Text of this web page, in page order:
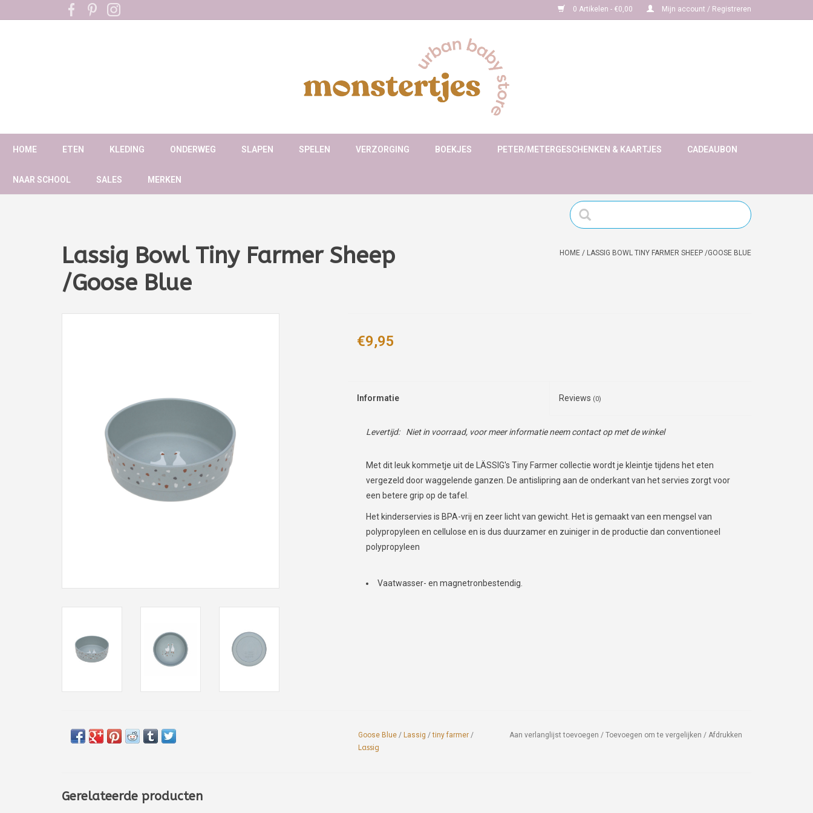
0 Artikelen - €0,00 Mijn account / Registreren
HOME ETEN KLEDING ONDERWEG SLAPEN SPELEN VERZORGING BOEKJES PETER/METERGESCHENKEN & KAARTJES CADEAUBON
NAAR SCHOOL SALES MERKEN
Lassig Bowl Tiny Farmer Sheep
/Goose Blue
HOME / LASSIG BOWL TINY FARMER SHEEP /GOOSE BLUE
€9,95
Informatie Reviews (0)
Levertijd: Niet in voorraad, voor meer informatie neem contact op met de winkel
Met dit leuk kommetje uit de LÄSSIG's Tiny Farmer collectie wordt je kleintje tijdens het eten
vergezeld door waggelende ganzen. De antislipring aan de onderkant van het servies zorgt voor
een betere grip op de tafel.
Het kinderservies is BPA-vrij en zeer licht van gewicht. Het is gemaakt van een mengsel van
polypropyleen en cellulose en is dus duurzamer en zuiniger in de productie dan conventioneel
polypropyleen
Vaatwasser- en magnetronbestendig.
Goose Blue / Lassig /tiny farmer /
Lassig
Aan verlanglijst toevoegen / Toevoegen om te vergelijken / Afdrukken
Gerelateerde producten